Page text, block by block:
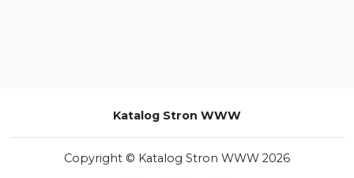
Katalog Stron WWW
Copyright © Katalog Stron WWW 2026